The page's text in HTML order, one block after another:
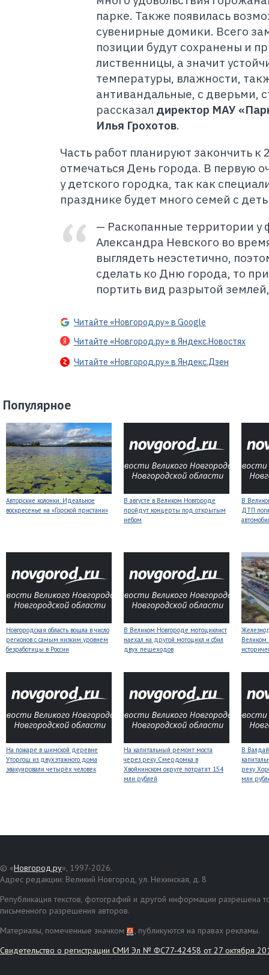
парке. Также появилась
сувенирные домики. Всего
позиции будут сохранены и
лиственницы, а значит
температуры, влажности,
антивандальные, с дверьми,
рассказал директор МАУ
Илья Грохотов.
Часть работ планируют закончить к
отмечаться День города. В первую
у детского городка, так как
празднике будет много семей с
— Раскопанные территории у
Александра Невского во
выглядеть неэстетично,
сделать ко Дню города, то
портить вид разрытой
Читайте «Новгород.ру» в Google
Читайте «Новгород.ру» в Яндекс.Новостях
Читайте «Новгород.ру» в Яндекс.Дзен
Популярное
Авторские колонки: Идеальное
воскресенье на «Горской пристани»
В августе в Великом Новгороде
пройдут концерты под открытым
небом
В
ДТП
Новгородская область вошла в число
регионов с самым низким уровнем
безработицы в России
В Великом Новгороде мотоциклист
наехал на другой мотоцикл и сбил
двух пешеходов
Великом
На пожаре в шимской деревне
Уторгош из двухэтажного дома
эвакуировали четырёх человек
На капитальный ремонт моста
через реку Смердомка в
Хвойнинском округе потратят 154
млн рублей
В
реку
млн
© «Новгород.ру», 1997-2026.
Адрес редакции: Великий Новгород, ул. Нехинская, д. 8
Републикация текстов, фотографий и другой информации разрешена
письменного разрешения авторов.
Материалы, помеченные значком
, публикуются на правах рекламы.
Свидетельство о регистрации СМИ Эл № ФС77-42458 от 27 октября